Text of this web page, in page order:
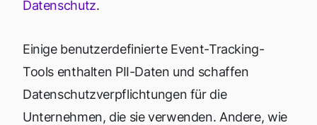
Datenschutz.
Einige benutzerdefinierte Event-Tracking-
Tools enthalten PII-Daten und schaffen
Datenschutzverpflichtungen für die
Unternehmen, die sie verwenden. Andere, wie